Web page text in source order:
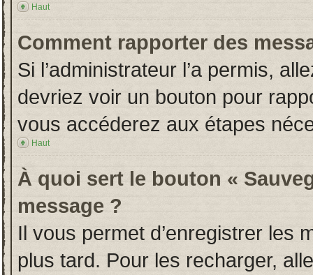
Haut
Comment rapporter des
Si l’administrateur l’a permis,
devriez voir un bouton pour
vous accéderez aux étapes
Haut
À quoi sert le bouton «
message ?
Il vous permet d’enregistrer les
plus tard. Pour les recharger,